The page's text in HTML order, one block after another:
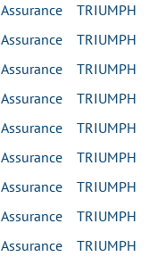
Assurance TRIUMPH
Assurance TRIUMPH
Assurance TRIUMPH
Assurance TRIUMPH
Assurance TRIUMPH
Assurance TRIUMPH
Assurance TRIUMPH
Assurance TRIUMPH
Assurance TRIUMPH